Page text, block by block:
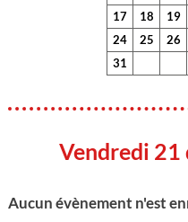
17
18 19
24
25 26
31
Vendredi 21
Aucun évènement n'est